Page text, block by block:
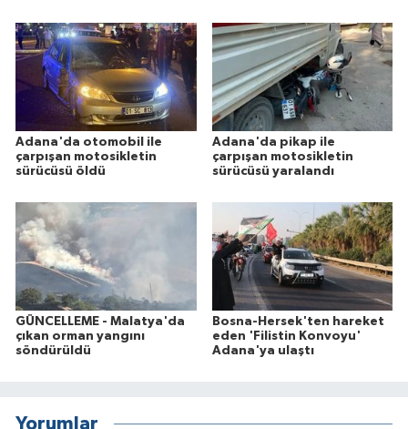
Adana'da otomobil ile
çarpışan motosikletin
sürücüsü öldü
Adana'da pikap ile
çarpışan motosikletin
sürücüsü yaralandı
GÜNCELLEME - Malatya'da
çıkan orman yangını
söndürüldü
Bosna-Hersek'ten hareket
eden 'Filistin Konvoyu'
Adana'ya ulaştı
Yorumlar